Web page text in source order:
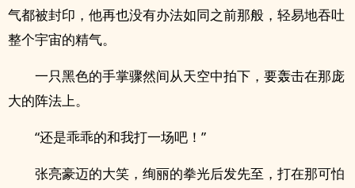
气都被封印，他再也没有办法如同之前那般，轻易地吞吐
整个宇宙的精气。
一只黑色的手掌骤然间从天空中拍下，要轰击在那庞
大的阵法上。
“还是乖乖的和我打一场吧！”
张亮豪迈的大笑，绚丽的拳光后发先至，打在那可怕